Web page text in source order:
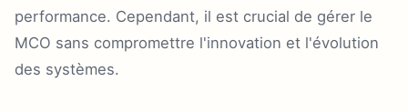
performance. Cependant, il est crucial de gérer le
MCO sans compromettre l'innovation et l'évolution
des systèmes.